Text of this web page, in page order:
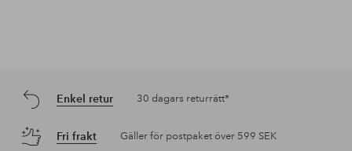
Enkel retur 30 dagars returrätt*
Fri frakt Gäller för postpaket över 599 SEK